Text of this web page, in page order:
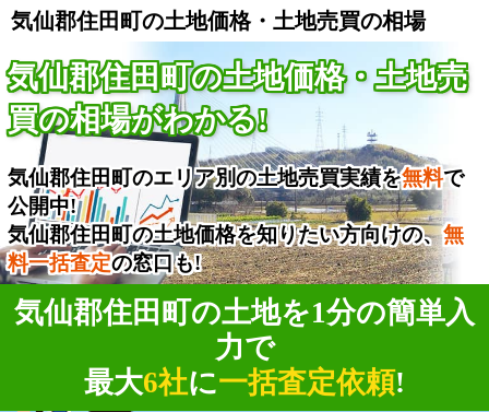
気仙郡住田町の土地価格・土地売買の相場
気仙郡住田町の土地価格・土地売
買の相場がわかる!
気仙郡住田町のエリア別の土地売買実績を無料で
公開中!
気仙郡住田町の土地価格を知りたい方向けの、無
料一括査定の窓口も!
気仙郡住田町の土地を1分の簡単入
力で
最大6社に一括査定依頼!